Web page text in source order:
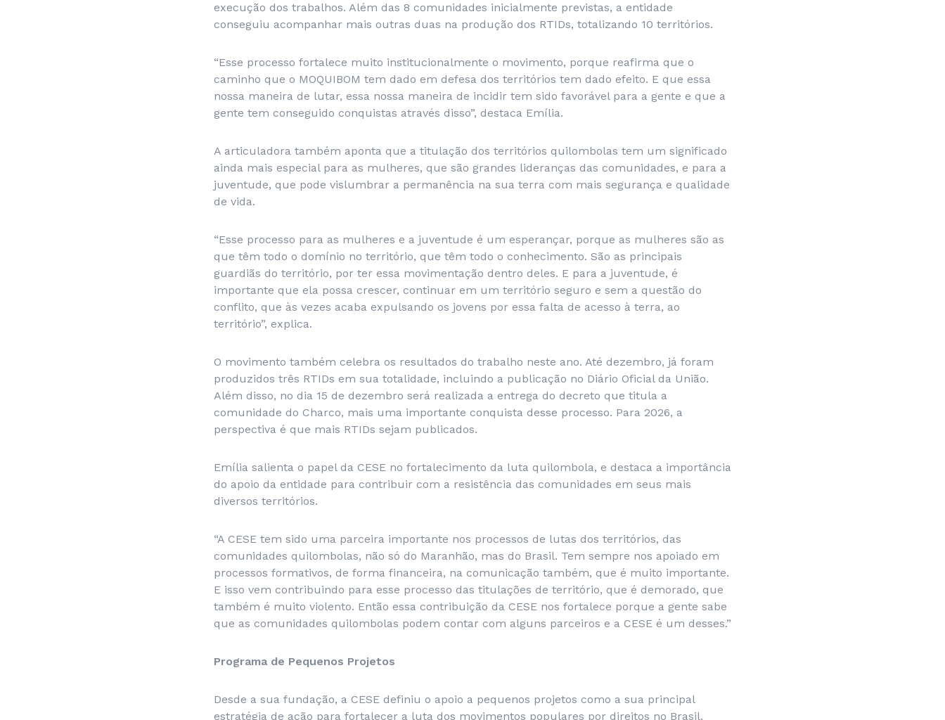
execução dos trabalhos. Além das 8 comunidades inicialmente previstas, a entidade
conseguiu acompanhar mais outras duas na produção dos RTIDs, totalizando 10 territórios.
“Esse processo fortalece muito institucionalmente o movimento, porque reafirma que o
caminho que o MOQUIBOM tem dado em defesa dos territórios tem dado efeito. E que essa
nossa maneira de lutar, essa nossa maneira de incidir tem sido favorável para a gente e que a
gente tem conseguido conquistas através disso”, destaca Emília.
A articuladora também aponta que a titulação dos territórios quilombolas tem um significado
ainda mais especial para as mulheres, que são grandes lideranças das comunidades, e para a
juventude, que pode vislumbrar a permanência na sua terra com mais segurança e qualidade
de vida.
“Esse processo para as mulheres e a juventude é um esperançar, porque as mulheres são as
que têm todo o domínio no território, que têm todo o conhecimento. São as principais
guardiãs do território, por ter essa movimentação dentro deles. E para a juventude, é
importante que ela possa crescer, continuar em um território seguro e sem a questão do
conflito, que às vezes acaba expulsando os jovens por essa falta de acesso à terra, ao
território”, explica.
O movimento também celebra os resultados do trabalho neste ano. Até dezembro, já foram
produzidos três RTIDs em sua totalidade, incluindo a publicação no Diário Oficial da União.
Além disso, no dia 15 de dezembro será realizada a entrega do decreto que titula a
comunidade do Charco, mais uma importante conquista desse processo. Para 2026, a
perspectiva é que mais RTIDs sejam publicados.
Emília salienta o papel da CESE no fortalecimento da luta quilombola, e destaca a importância
do apoio da entidade para contribuir com a resistência das comunidades em seus mais
diversos territórios.
“A CESE tem sido uma parceira importante nos processos de lutas dos territórios, das
comunidades quilombolas, não só do Maranhão, mas do Brasil. Tem sempre nos apoiado em
processos formativos, de forma financeira, na comunicação também, que é muito importante.
E isso vem contribuindo para esse processo das titulações de território, que é demorado, que
também é muito violento. Então essa contribuição da CESE nos fortalece porque a gente sabe
que as comunidades quilombolas podem contar com alguns parceiros e a CESE é um desses.”
Programa de Pequenos Projetos
Desde a sua fundação, a CESE definiu o apoio a pequenos projetos como a sua principal
estratégia de ação para fortalecer a luta dos movimentos populares por direitos no Brasil.